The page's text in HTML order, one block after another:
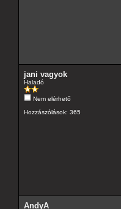
jani vagyok
Haladó
Nem elérhető
Hozzászólások: 365
AndyA